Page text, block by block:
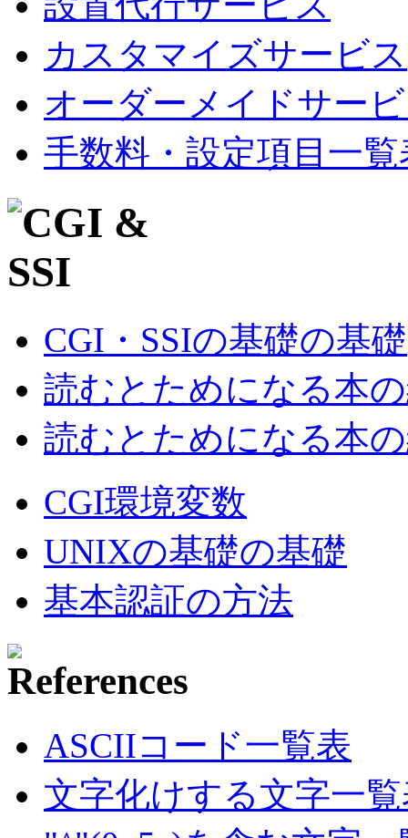
カスタマイズサービス
オーダーメイドサー
手数料・設定項目一覧
CGI・SSIの基礎の基礎
読むとためになる本
読むとためになる本
CGI環境変数
UNIXの基礎の基礎
基本認証の方法
ASCIIコード一覧表
文字化けする文字一